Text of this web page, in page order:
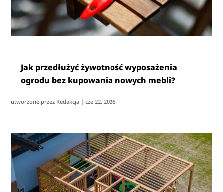
Jak przedłużyć żywotność wyposażenia
ogrodu bez kupowania nowych mebli?
utworzone przez Redakcja |cze 22, 2026